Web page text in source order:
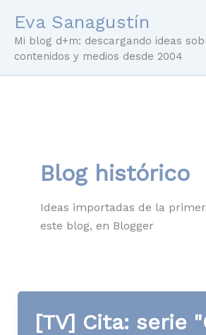
contenido
Eva Sanagustín
Mi blog d+m: descargando ideas
contenidos y medios desde 2004
Blog histórico
Ideas importadas de la
este blog, en Blogger
[TV] Cita: serie